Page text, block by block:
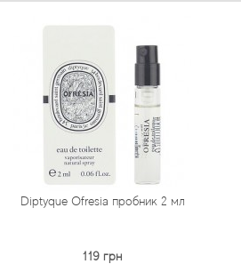
Diptyque Ofresia пробник 2 мл
119 грн